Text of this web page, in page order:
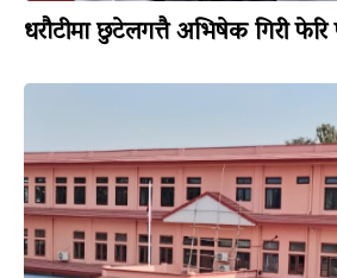
धरौटीमा छुटेलगत्तै अभिषेक गिरी फेरि